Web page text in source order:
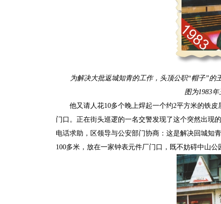
为解决大批返城知青的工作，头顶公职“帽子”的
图为1983
他又请人花10多个晚上焊起一个约2平方米的铁
门口。正在街头巡逻的一名交警发现了这个突然出现
电话求助，区领导与公安部门协商：这是解决回城知
100多米，放在一家钟表元件厂门口，既不妨碍中山